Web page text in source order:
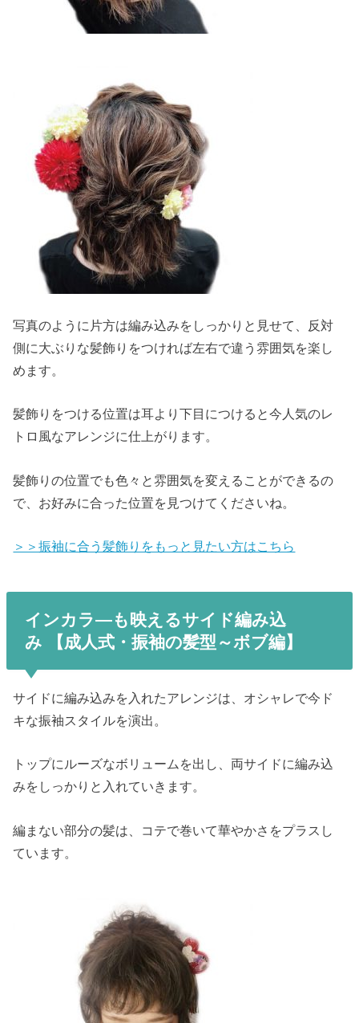
写真のように片方は編み込みをしっかりと見せて、反対
側に大ぶりな髪飾りをつければ左右で違う雰囲気を楽し
めます。
髪飾りをつける位置は耳より下目につけると今人気のレ
トロ風なアレンジに仕上がります。
髪飾りの位置でも色々と雰囲気を変えることができるの
で、お好みに合った位置を見つけてくださいね。
＞＞振袖に合う髪飾りをもっと見たい方はこちら
インカラ―も映えるサイド編み込
み 【成人式・振袖の髪型～ボブ編】
サイドに編み込みを入れたアレンジは、オシャレで今ド
キな振袖スタイルを演出。
トップにルーズなボリュームを出し、両サイドに編み込
みをしっかりと入れていきます。
編まない部分の髪は、コテで巻いて華やかさをプラスし
ています。